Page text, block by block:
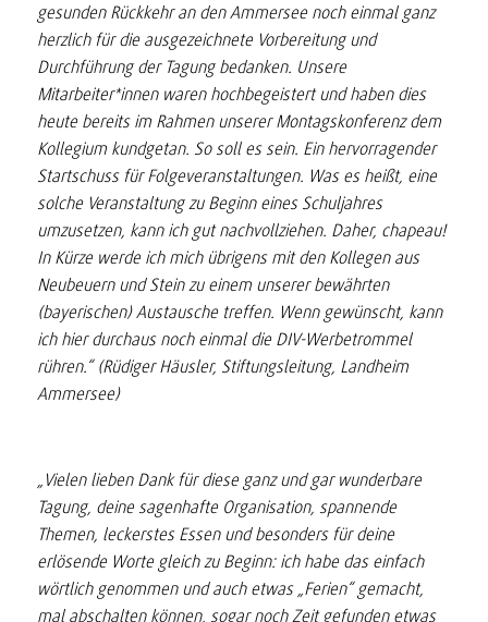
gesunden Rückkehr an den Ammersee noch einmal ganz
herzlich für die ausgezeichnete Vorbereitung und
Durchführung der Tagung bedanken. Unsere
Mitarbeiter*innen waren hochbegeistert und haben dies
heute bereits im Rahmen unserer Montagskonferenz dem
Kollegium kundgetan. So soll es sein. Ein hervorragender
Startschuss für Folgeveranstaltungen. Was es heißt, eine
solche Veranstaltung zu Beginn eines Schuljahres
umzusetzen, kann ich gut nachvollziehen. Daher, chapeau!
In Kürze werde ich mich übrigens mit den Kollegen aus
Neubeuern und Stein zu einem unserer bewährten
(bayerischen) Austausche treffen. Wenn gewünscht, kann
ich hier durchaus noch einmal die DIV-Werbetrommel
rühren.“ (Rüdiger Häusler, Stiftungsleitung, Landheim
Ammersee)
„Vielen lieben Dank für diese ganz und gar wunderbare
Tagung, deine sagenhafte Organisation, spannende
Themen, leckerstes Essen und besonders für deine
erlösende Worte gleich zu Beginn: ich habe das einfach
wörtlich genommen und auch etwas „Ferien“ gemacht,
mal abschalten können, sogar noch Zeit gefunden etwas